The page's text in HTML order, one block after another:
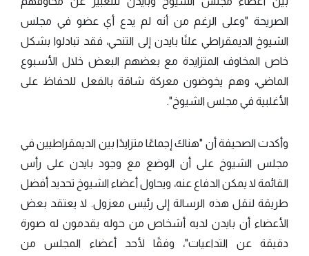
الصريحة "وعلى الرغم من أنه لم يدع أي عضو في مجلس
الشيوخ الديمقراطي علنًا بايدن إلى التنحي، فقد تبادلوا بشكل
خاص المخاوف المتزايدة مع بعضهم البعض خلال الأسبوع
الماضي، وهم يخوضون معركة شاقة بالفعل للحفاظ على
الأغلبية في مجلس الشيوخ".
وأكدت الصحيفة أن "هناك إجماعًا متزايدًا بين الديمقراطيين في
مجلس الشيوخ على أن الوضع مع وجود بايدن على رأس
القائمة لا يمكن الدفاع عنه، ويحاول أعضاء الشيوخ تحديد أفضل
طريقة لنقل هذه الرسالة إلى رئيس معزول. لا يعتقد بعض
الأعضاء أن بايدن لديه أشخاص من حوله يقدمون له صورة
دقيقة عن التداعيات"، وفقًا لأحد أعضاء المجلس من